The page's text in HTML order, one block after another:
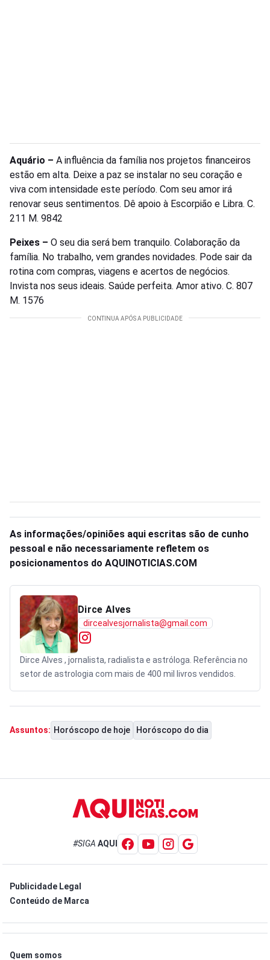
Aquário – A influência da família nos projetos financeiros
estão em alta. Deixe a paz se instalar no seu coração e
viva com intensidade este período. Com seu amor irá
renovar seus sentimentos. Dê apoio à Escorpião e Libra. C.
211 M. 9842
Peixes – O seu dia será bem tranquilo. Colaboração da
família. No trabalho, vem grandes novidades. Pode sair da
rotina com compras, viagens e acertos de negócios.
Invista nos seus ideais. Saúde perfeita. Amor ativo. C. 807
M. 1576
As informações/opiniões aqui escritas são de cunho
pessoal e não necessariamente refletem os
posicionamentos do AQUINOTICIAS.COM
Dirce Alves
dircealvesjornalista@gmail.com
Dirce Alves , jornalista, radialista e astróloga. Referência no
setor de astrologia com mais de 400 mil livros vendidos.
Assuntos: Horóscopo de hoje Horóscopo do dia
#SIGA AQUI
Publicidade Legal
Conteúdo de Marca
Quem somos